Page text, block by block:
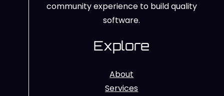
community experience to build quality
software.
Explore
About
Services